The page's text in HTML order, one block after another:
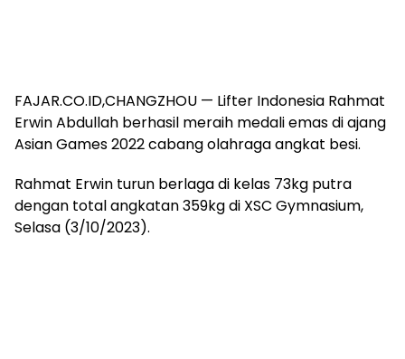
FAJAR.CO.ID,CHANGZHOU — Lifter Indonesia Rahmat
Erwin Abdullah berhasil meraih medali emas di ajang
Asian Games 2022 cabang olahraga angkat besi.
Rahmat Erwin turun berlaga di kelas 73kg putra
dengan total angkatan 359kg di XSC Gymnasium,
Selasa (3/10/2023).